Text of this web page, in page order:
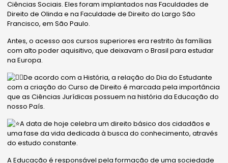
Ciências Sociais. Eles foram implantados nas Faculdades de
Direito de Olinda e na Faculdade de Direito do Largo São
Francisco, em São Paulo.
Antes, o acesso aos cursos superiores era restrito às famílias
com alto poder aquisitivo, que deixavam o Brasil paraestudar
na Europa.
De acordo com a História, a relação do Dia do Estudante
com a criação do Curso de Direito é marcada pela importância
que as Ciências Jurídicas possuem na história da Educação do
nosso País.
A data de hoje celebra um direito básico dos cidadãos e
uma fase da vida dedicada à busca do conhecimento, através
do estudo constante.
A Educação é responsável pela formação de uma sociedade